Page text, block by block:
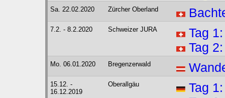
Sa. 22.02.2020 Zürcher Oberland
7.2. - 8.2.2020 Schweizer JURA
Tag
Tag
Mo. 06.01.2020 Bregenzerwald
15.12. -
16.12.2019
Oberallgäu
Tag